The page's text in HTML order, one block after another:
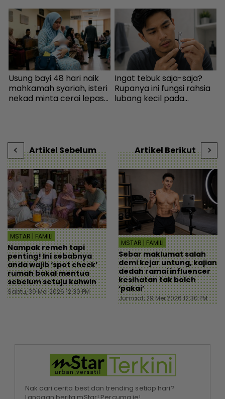
Usung bayi 48 hari naik
mahkamah syariah, isteri
nekad minta cerai lepas
Ingat tebuk saja-saja?
Rupanya ini fungsi rahsia
lubang kecil pada
Artikel Sebelum
MSTAR | FAMILI
Nampak remeh tapi
penting! Ini sebabnya
anda wajib ‘spot check’
rumah bakal mentua
sebelum setuju kahwin
Sabtu, 30 Mei 2026 12:30 PM
Artikel Berikut
MSTAR | FAMILI
Sebar maklumat salah
demi kejar untung, kajian
dedah ramai influencer
kesihatan tak boleh
‘pakai’
Jumaat, 29 Mei 2026 12:30 PM
Nak cari cerita best dan trending setiap hari?